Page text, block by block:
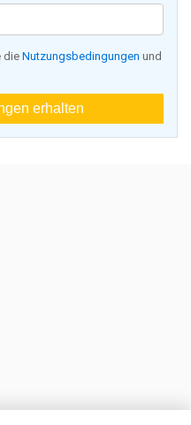
die Nutzungsbedingungen und
erhalten